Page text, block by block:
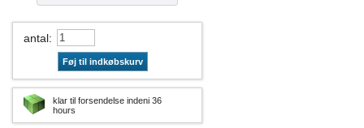
antal:
Føj til indkøbskurv
klar til forsendelse indeni 36
hours